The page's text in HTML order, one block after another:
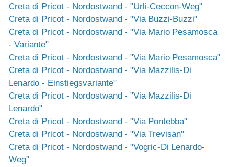
Creta di Pricot - Nordostwand - "Urli-Ceccon-Weg"
Creta di Pricot - Nordostwand - "Via Buzzi-Buzzi"
Creta di Pricot - Nordostwand - "Via Mario Pesamosca
- Variante"
Creta di Pricot - Nordostwand - "Via Mario Pesamosca"
Creta di Pricot - Nordostwand - "Via Mazzilis-Di
Lenardo - Einstiegsvariante"
Creta di Pricot - Nordostwand - "Via Mazzilis-Di
Lenardo"
Creta di Pricot - Nordostwand - "Via Pontebba"
Creta di Pricot - Nordostwand - "Via Trevisan"
Creta di Pricot - Nordostwand - "Vogric-Di Lenardo-
Weg"